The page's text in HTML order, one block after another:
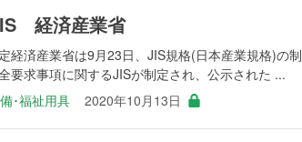
経済産業省
済産業省は9月23日、JIS規格(日本産業規格)の
要求事項に関するJISが制定され、公示された ...
･福祉用具 2020年10月13日